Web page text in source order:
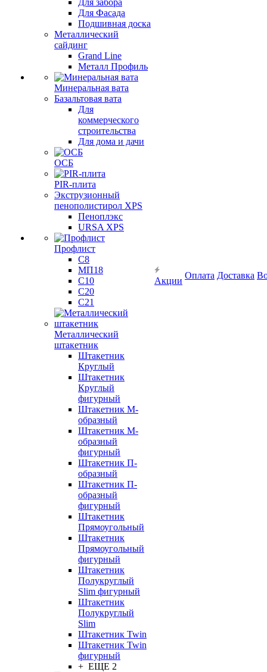
Для забора
Для Фасада
Подшивная доска
Металлический
сайдинг
Grand Line
Металл Профиль
Минеральная вата
Базальтовая вата
Для
коммерческого
строительства
Для дома и дачи
ОСБ
PIR-плита
Экструзионный
пенополистирол XPS
Пеноплэкс
URSA XPS
Профлист
С8
МП18
С10
С20
С21
Металлический
штакетник
Штакетник
Круглый
Штакетник
Круглый
фигурный
Штакетник М-
образный
Штакетник М-
образный
фигурный
Штакетник П-
образный
Штакетник П-
образный
фигурный
Штакетник
Прямоугольный
Штакетник
Прямоугольный
фигурный
Штакетник
Полукруглый
Slim фигурный
Штакетник
Полукруглый
Slim
Штакетник Twin
Штакетник Twin
фигурный
+ ЕЩЕ 2
Акции
Оплата Доставка